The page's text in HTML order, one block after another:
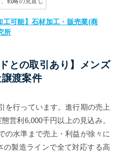
工可能】石材加工・販売業(商
所
との取引あり】メンズ
渡案件
を行っています。進行期の売上
営利6,000千円以上の見込み。
の水準まで売上・利益が徐々に
の製造ラインで全て対応する高